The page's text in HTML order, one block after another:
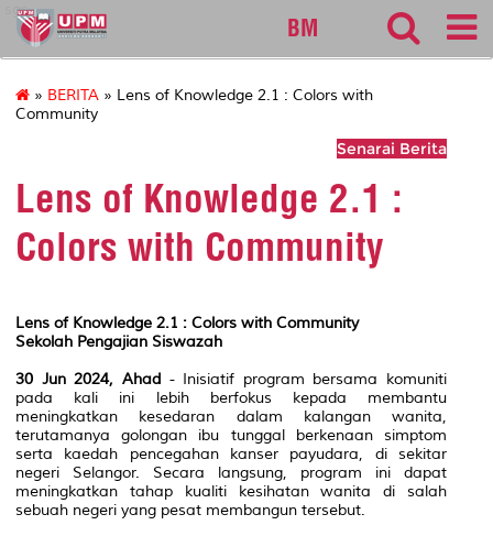
sgs
BM
» BERITA » Lens of Knowledge 2.1 : Colors with
Community
Senarai Berita
Lens of Knowledge 2.1 :
Colors with Community
Lens of Knowledge 2.1 : Colors with Community
Sekolah Pengajian Siswazah
30 Jun 2024, Ahad- Inisiatif program bersama komuniti
pada kali ini lebih berfokus kepada membantu
meningkatkan kesedaran dalam kalangan wanita,
terutamanya golongan ibu tunggal berkenaan simptom
serta kaedah pencegahan kanser payudara, di sekitar
negeri Selangor. Secara langsung, program ini dapat
meningkatkan tahap kualiti kesihatan wanita di salah
sebuah negeri yang pesat membangun tersebut.